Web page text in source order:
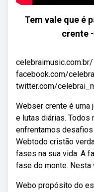
Tem vale que é
crente
celebraimusic.com.br/
facebook.com/
twitter.com/
Webser crente é uma
e lutas diárias. Todos
enfrentamos
Webtodo cristão
fases na sua vida: A
fase do monte. Nesta
Webo propósito do